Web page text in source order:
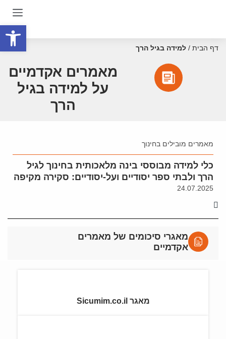
דף הבית / למידה בגיל הרך
מאמרים אקדמיים
על למידה בגיל
הרך
מאמרים מובילים בחינוך
כלי למידה מבוססי בינה מלאכותית בחינוך לגיל
הרך ולבתי ספר יסודיים ועל-יסודיים: סקירה מקיפה
24.07.2025
מאגרי סיכומים של מאמרים
אקדמיים
מאגר Sicumim.co.il
פתח